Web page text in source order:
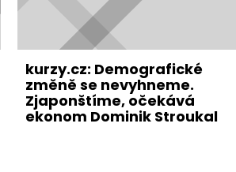
kurzy.cz: Demografické
změně se nevyhneme.
Zjaponštíme, očekává
ekonom Dominik Stroukal